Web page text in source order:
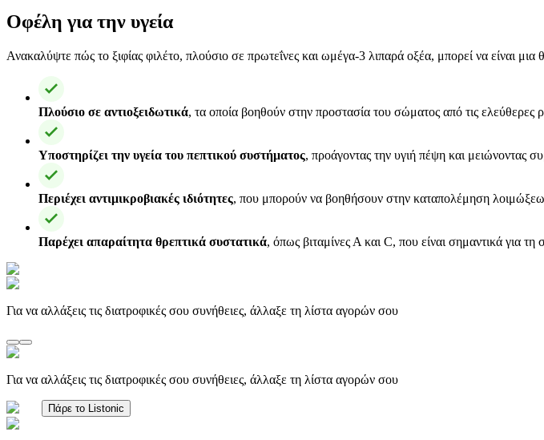
Οφέλη για την υγεία
Ανακαλύψτε πώς το ξιφίας φιλέτο, πλούσιο σε πρωτεΐνες και ωμέγα-3 λιπαρά οξέα, μπορεί να είναι
Πλούσιο σε αντιοξειδωτικά, τα οποία βοηθούν στην προστασία του σώματος από τις ελεύθερες
Υποστηρίζει την υγεία του πεπτικού συστήματος, προάγοντας την υγιή πέψη και μειώνοντας
Περιέχει αντιμικροβιακές ιδιότητες, που μπορούν να βοηθήσουν στην καταπολέμηση
Παρέχει απαραίτητα θρεπτικά συστατικά, όπως βιταμίνες Α και C, που είναι σημαντικά για τη
Για να αλλάξεις τις διατροφικές σου συνήθειες, άλλαξε τη λίστα αγορών σου
Για να αλλάξεις τις διατροφικές σου συνήθειες, άλλαξε τη λίστα αγορών σου
Πάρε το Listonic